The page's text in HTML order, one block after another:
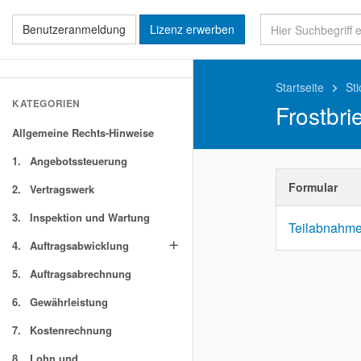
Benutzeranmeldung Lizenz erwerben
KATEGORIEN
Allgemeine Rechts-Hinweise
1.
Angebotssteuerung
2.
Vertragswerk
3.
Inspektion und Wartung
4.
Auftragsabwicklung add
5.
Auftragsabrechnung
6.
Gewährleistung
7.
Kostenrechnung
Startseite keyboard_arrow_right
Formular